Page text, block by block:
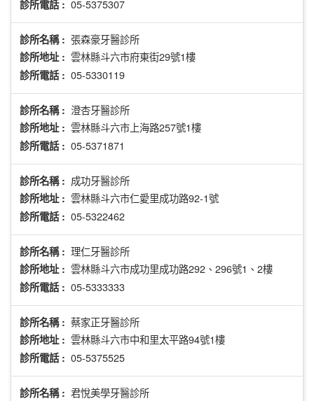
診所電話 : 05-5375307
診所名稱 : 張森豪牙醫診所
診所地址 : 雲林縣斗六市府東街29號1樓
診所電話 : 05-5330119
診所名稱 : 澄杏牙醫診所
診所地址 : 雲林縣斗六市上海路257號1樓
診所電話 : 05-5371871
診所名稱 : 成功牙醫診所
診所地址 : 雲林縣斗六市仁愛里成功路92-1號
診所電話 : 05-5322462
診所名稱 : 理仁牙醫診所
診所地址 : 雲林縣斗六市成功里成功路292、296號1、2樓
診所電話 : 05-5333333
診所名稱 : 蔡家正牙醫診所
診所地址 : 雲林縣斗六市中和里太平路94號1樓
診所電話 : 05-5375525
診所名稱 : 君悅美學牙醫診所